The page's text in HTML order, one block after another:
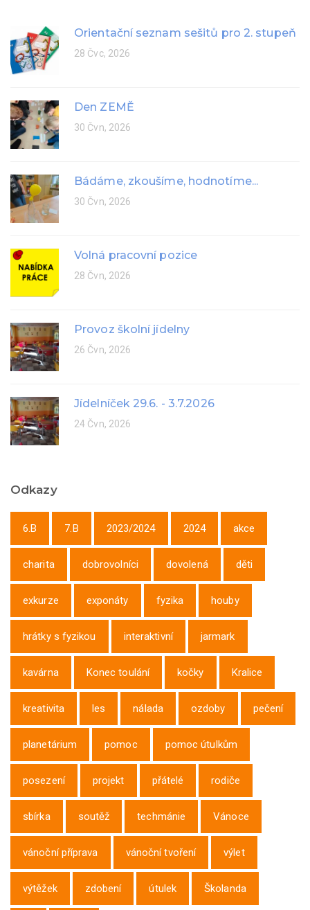
Orientační seznam sešitů pro 2. stupeň
28 Čvc, 2026
Den ZEMĚ
30 Čvn, 2026
Bádáme, zkoušíme, hodnotíme...
30 Čvn, 2026
Volná pracovní pozice
28 Čvn, 2026
Provoz školní jídelny
26 Čvn, 2026
Jídelníček 29.6. - 3.7.2026
24 Čvn, 2026
Odkazy
6.B 7.B 2023/2024 2024 akce
charita dobrovolníci dovolená děti
exkurze exponáty fyzika houby
hrátky s fyzikou interaktivní jarmark
kavárna Konec toulání kočky Kralice
kreativita les nálada ozdoby pečení
planetárium pomoc pomoc útulkům
posezení projekt přátelé rodiče
sbírka soutěž techmánie Vánoce
vánoční příprava vánoční tvoření výlet
výtěžek zdobení útulek Školanda